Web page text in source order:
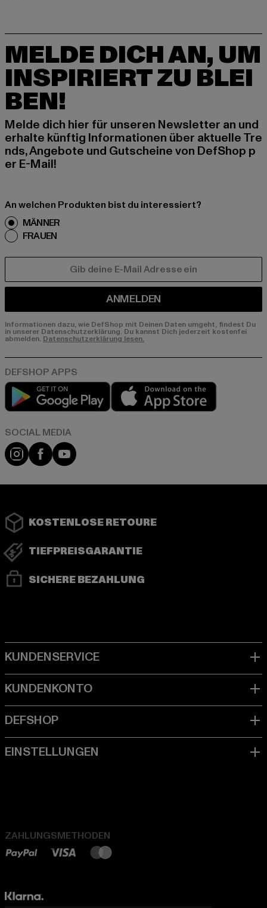
MELDE DICH AN, UM
INSPIRIERT ZU BLEI
BEN!
Melde dich hier für unseren Newsletter an und
erhalte künftig Informationen über aktuelle Tre
nds, Angebote und Gutscheine von DefShop p
er E-Mail!
An welchen Produkten bist du interessiert?
MÄNNER
FRAUEN
ANMELDEN
Informationen dazu, wie DefShop mit Deinen Daten umgeht, findest Du
in unserer Datenschutzerklärung. Du kannst Dich jederzeit kostenfei
abmelden. Datenschutzerklärung lesen.
Play market
Instagram
FacebookYouTube
KOSTENLOSE RETOURE
TIEFPREISGARANTIE
SICHERE BEZAHLUNG
ZAHLUNGSMETHODEN